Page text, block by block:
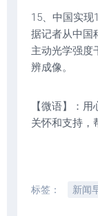
15、中国实现
据记者从中国
主动光学强度
辨成像。
【微语】：
关怀和支持，
标签： 新闻